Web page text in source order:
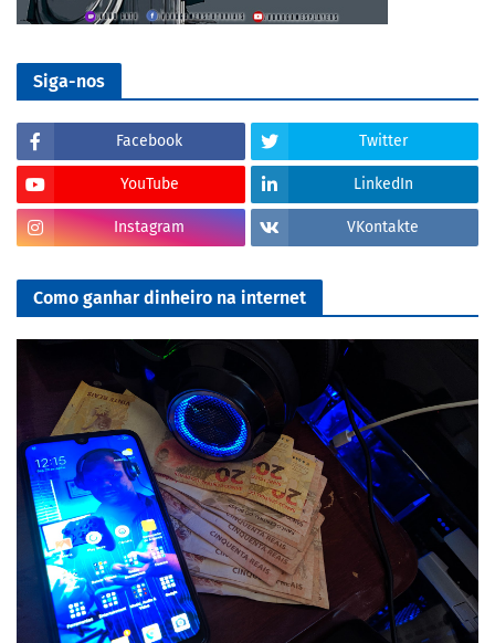
Siga-nos
Facebook Twitter
YouTube LinkedIn
Instagram VKontakte
Como ganhar dinheiro na internet